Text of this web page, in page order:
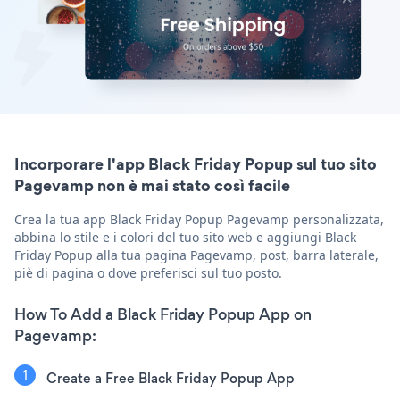
Incorporare l'app Black Friday Popup sul tuo sito
Pagevamp non è mai stato così facile
Crea la tua app Black Friday Popup Pagevamp personalizzata,
abbina lo stile e i colori del tuo sito web e aggiungi Black
Friday Popup alla tua pagina Pagevamp, post, barra laterale,
piè di pagina o dove preferisci sul tuo posto.
How To Add a Black Friday Popup App on
Pagevamp:
Create a Free Black Friday Popup App